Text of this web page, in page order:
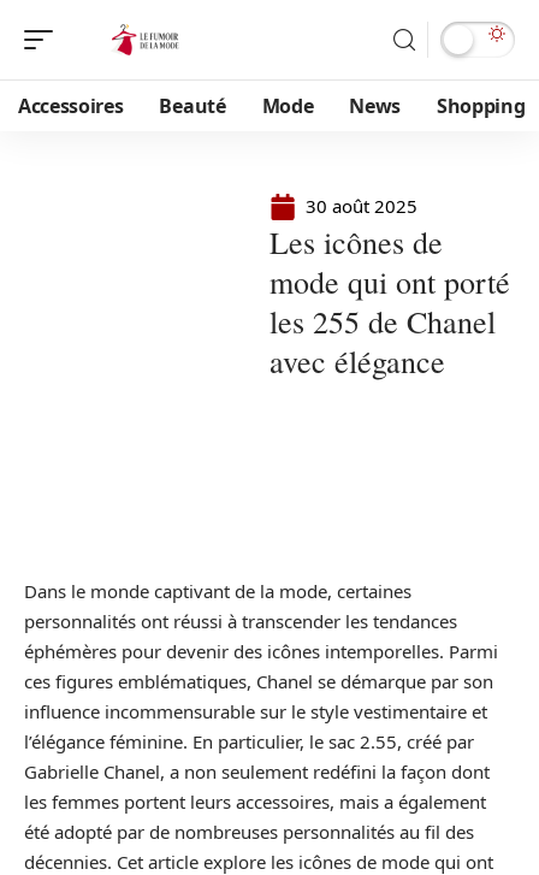
Accessoires Beauté Mode News Shopping
30 août 2025
Les icônes de
mode qui ont porté
les 255 de Chanel
avec élégance
Dans le monde captivant de la mode, certaines
personnalités ont réussi à transcender les tendances
éphémères pour devenir des icônes intemporelles. Parmi
ces figures emblématiques, Chanel se démarque par son
influence incommensurable sur le style vestimentaire et
l’élégance féminine. En particulier, le sac 2.55, créé par
Gabrielle Chanel, a non seulement redéfini la façon dont
les femmes portent leurs accessoires, mais a également
été adopté par de nombreuses personnalités au fil des
décennies. Cet article explore les icônes de mode qui ont